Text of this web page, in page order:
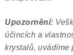
Upozornění:
účincích a
krystalů, uvádíme